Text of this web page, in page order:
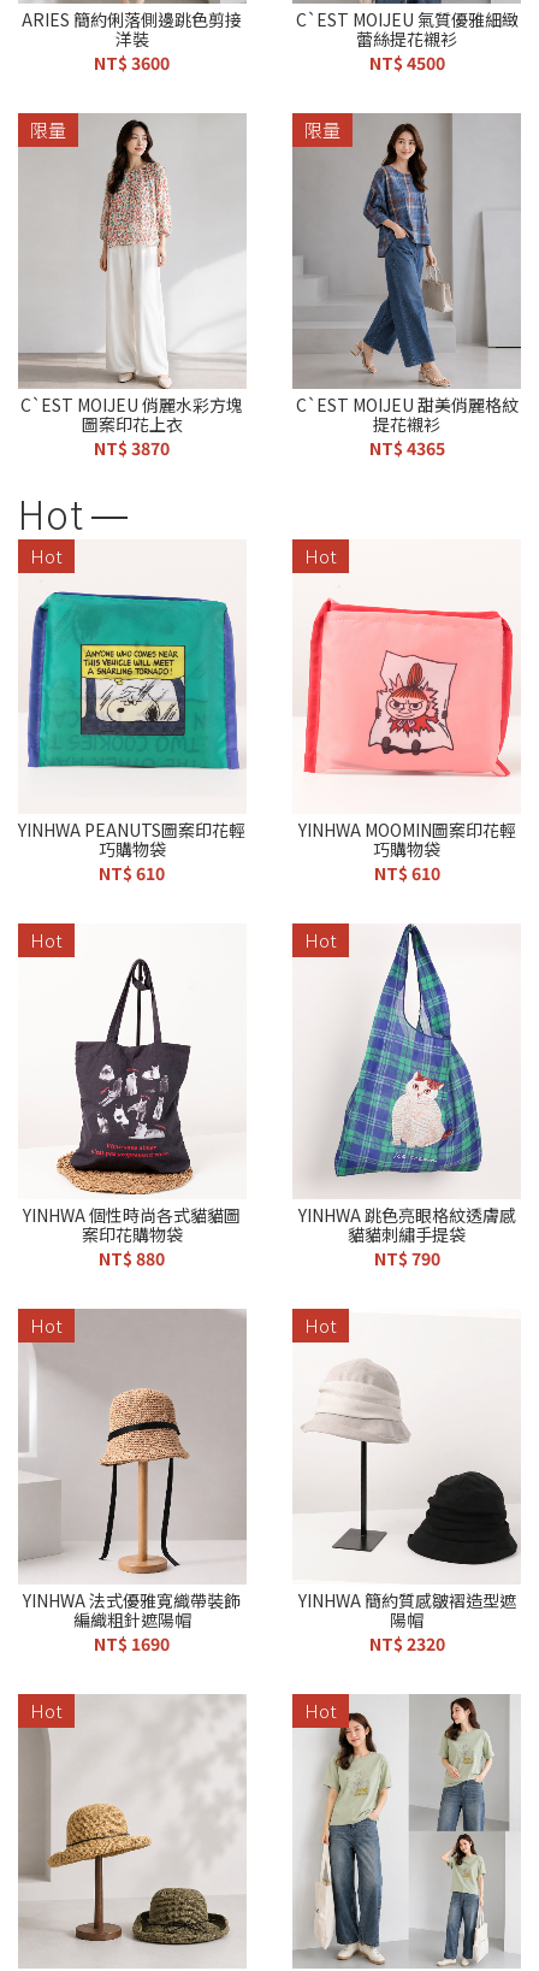
ARIES 簡約俐落側邊跳色剪接
洋裝
NT$ 3600
C`EST MOIJEU 氣質優雅細緻
蕾絲提花襯衫
NT$ 4500
限量
C`EST MOIJEU 俏麗水彩方塊
圖案印花上衣
NT$ 3870
限量
C`EST MOIJEU 甜美俏麗格紋
提花襯衫
NT$ 4365
Hot
Hot
YINHWA PEANUTS圖案印花輕
巧購物袋
NT$ 610
Hot
YINHWA MOOMIN圖案印花輕
巧購物袋
NT$ 610
Hot
YINHWA 個性時尚各式貓貓圖
案印花購物袋
NT$ 880
Hot
YINHWA 跳色亮眼格紋透膚感
貓貓刺繡手提袋
NT$ 790
Hot
YINHWA 法式優雅寬織帶裝飾
編織粗針遮陽帽
NT$ 1690
Hot
YINHWA 簡約質感皺褶造型遮
陽帽
NT$ 2320
Hot Hot